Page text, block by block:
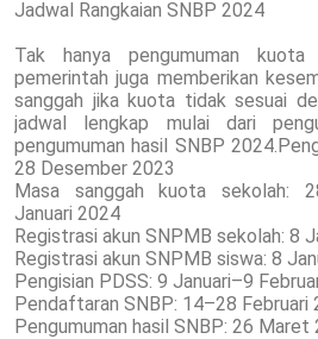
Jadwal Rangkaian SNBP 2024
Tak hanya pengumuman
pemerintah juga memberikan
sanggah jika kuota tidak sesuai
jadwal lengkap mulai dari
pengumuman hasil SNBP
28 Desember 2023
Masa sanggah kuota sekolah:
Januari 2024
Registrasi akun SNPMB sekolah: 8
Registrasi akun SNPMB siswa: 8
Pengisian PDSS: 9 Januari–9
Pendaftaran SNBP: 14–28 Februari
Pengumuman hasil SNBP: 26 Maret